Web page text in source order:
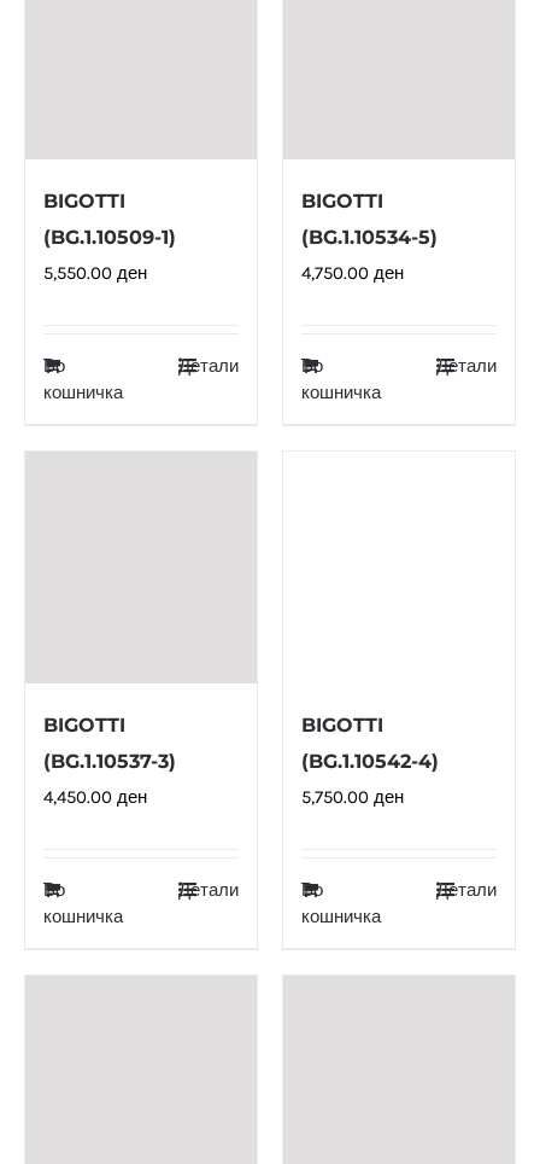
BIGOTTI
(BG.1.10509-1)
5,550.00 ден
Во
кошничка
Детали
BIGOTTI
(BG.1.10534-5)
4,750.00 ден
Во
кошничка
Детали
BIGOTTI
(BG.1.10537-3)
4,450.00 ден
Во
кошничка
Детали
BIGOTTI
(BG.1.10542-4)
5,750.00 ден
Во
кошничка
Детали